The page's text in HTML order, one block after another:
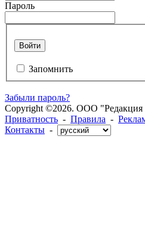
Пароль
Войти
Запомнить
Забыли пароль?
Copyright ©2026. ООО
Приватность - Правила -
Контакты -